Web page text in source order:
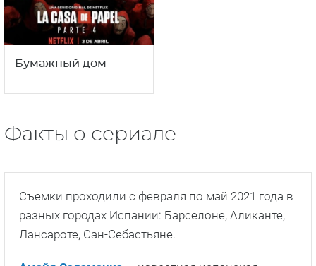
Бумажный дом
Факты о сериале
Съемки проходили с февраля по май 2021 года в
разных городах Испании: Барселоне, Аликанте,
Лансароте, Сан-Себастьяне.